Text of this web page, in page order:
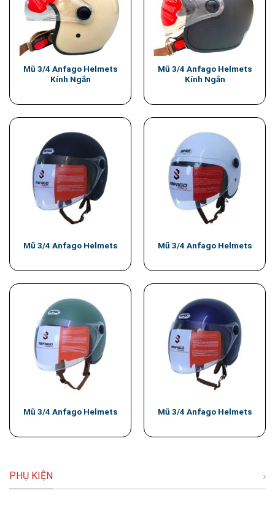
Mũ 3/4 Anfago Helmets
Kính Ngắn
Mũ 3/4 Anfago Helmets
Kính Ngắn
Mũ 3/4 Anfago Helmets Mũ 3/4 Anfago Helmets
Mũ 3/4 Anfago Helmets Mũ 3/4 Anfago Helmets
PHỤ KIỆN